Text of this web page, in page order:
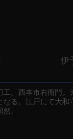
伊
。西本市右衛門。
る。江戸にて大
。